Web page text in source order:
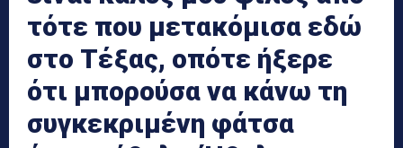
τότε που μετακόμισα εδώ
στο Τέξας, οπότε ήξερε
ότι μπορούσα να κάνω τη
συγκεκριμένη φάτσα